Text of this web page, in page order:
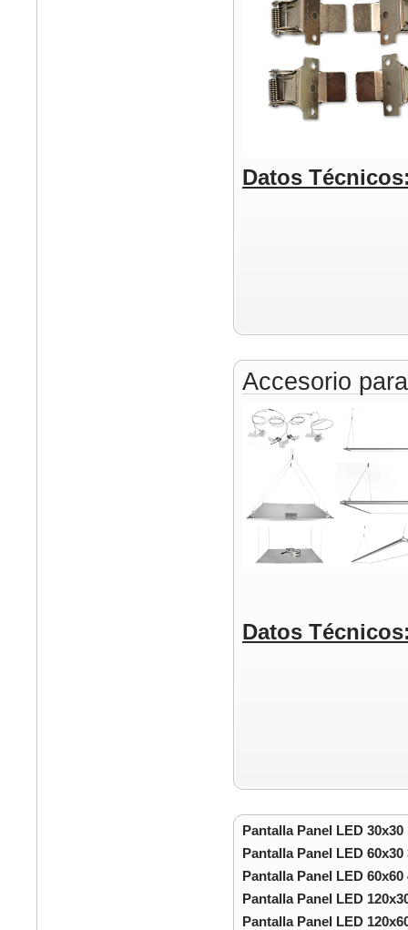
Datos
Accesorio
Datos
Pantalla Panel LED
Pantalla Panel LED
Pantalla Panel LED
Pantalla Panel LED
Pantalla Panel LED